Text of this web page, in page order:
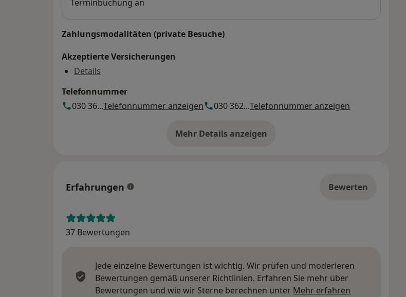
Terminbuchung an
Zahlungsmodalitäten (private Besuche)
Akzeptierte Versicherungen
Details
Telefonnummer
030 36...Telefonnummer anzeigen 030 362...Telefonnummer anzeigen
Mehr Details anzeigen
über die Adresse
Erfahrungen Bewerten
37 Bewertungen
Jede einzelne Bewertungen ist wichtig. Wir prüfen und moderieren
Bewertungen gemäß unserer Richtlinien. Erfahren Sie mehr über
Bewertungen und wie wir Sterne berechnen unter Mehr erfahren